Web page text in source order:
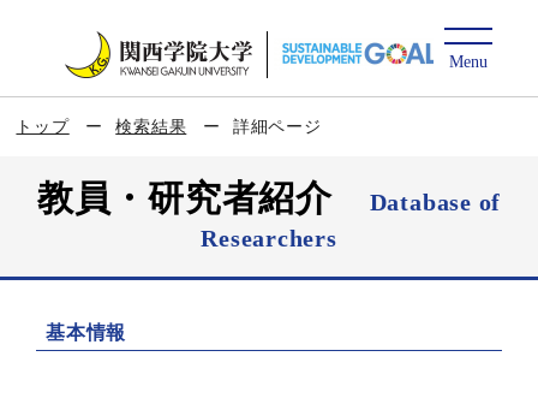
トップ 検索結果 詳細ページ
教員・研究者紹介
Database of
Researchers
基本情報